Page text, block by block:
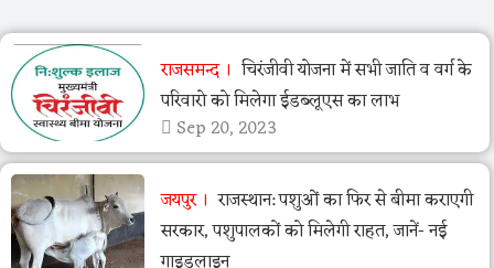
राजसमन्द
चिरंजीवी योजना में सभी जाति व वर्ग के
परिवारो को मिलेगा ईडब्लूएस का लाभ
Sep 20, 2023
जयपुर
राजस्थान: पशुओं का फिर से बीमा कराएगी
सरकार, पशुपालकों को मिलेगी राहत, जानें- नई